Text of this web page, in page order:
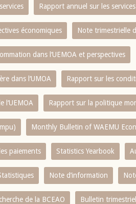
Rapport annuel sur les
économiques Note trimestrielle
dans l‘UEMOA et perspectives
dans l‘UMOA Rapport sur les
l‘UEMOA Rapport sur la politique
Monthly Bulletin of WAEMU
paiements Statistics Yearbook
Note d’information
de la BCEAO Bulletin